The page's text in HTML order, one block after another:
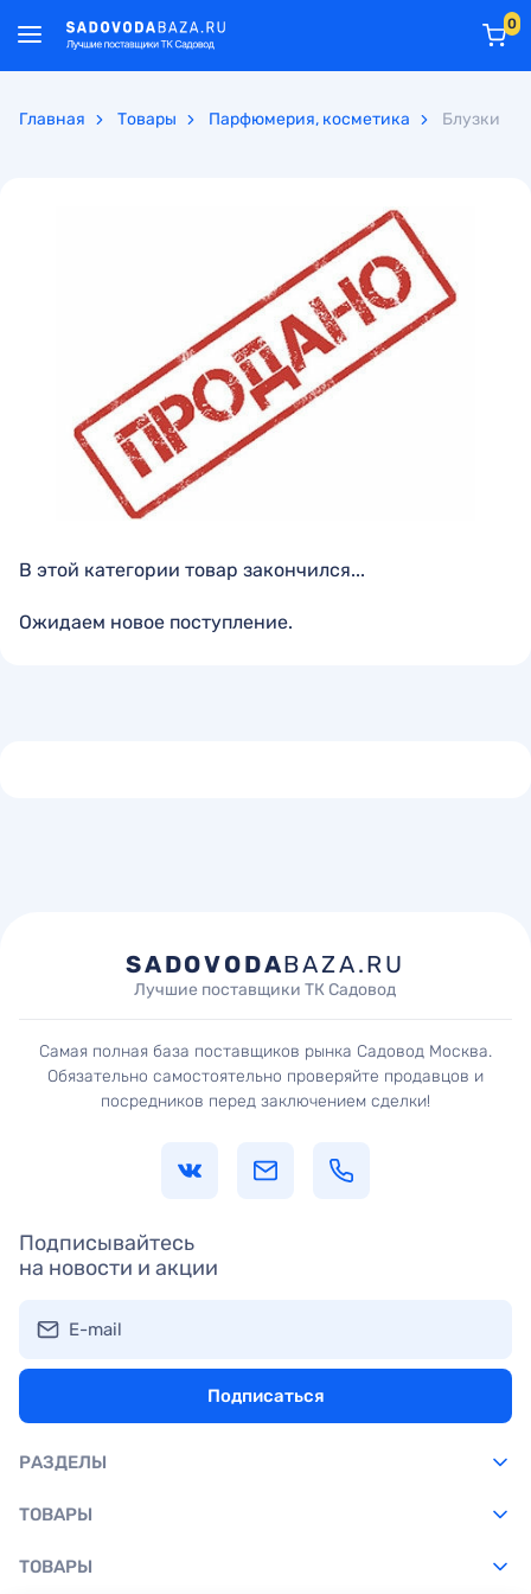
0
Главная Товары Парфюмерия, косметика Блузки
В этой категории товар закончился...
Ожидаем новое поступление.
SADOVODABAZA.RU
Лучшие поставщики ТК Садовод
Самая полная база поставщиков рынка Садовод Москва.
Обязательно самостоятельно проверяйте продавцов и
посредников перед заключением сделки!
Подписывайтесь
на новости и акции
E-mail
Подписаться
РАЗДЕЛЫ
ТОВАРЫ
ТОВАРЫ